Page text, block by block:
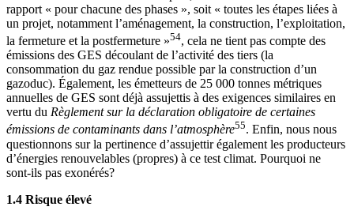
rapport « pour chacune des phases », soit « toutes les étapes liées à
un projet, notamment l’aménagement, la construction, l’exploitation,
la fermeture et la postfermeture »54, cela ne tient pas compte des
émissions des GES découlant de l’activité des tiers (la
consommation du gaz rendue possible par la construction d’un
gazoduc). Également, les émetteurs de 25 000 tonnes métriques
annuelles de GES sont déjà assujettis à des exigences similaires en
vertu du Règlement sur la déclaration obligatoire de certaines
émissions de contaminants dans l’atmosphère55. Enfin, nous nous
questionnons sur la pertinence d’assujettir également les producteurs
d’énergies renouvelables (propres) à ce test climat. Pourquoi ne
sont-ils pas exonérés?
1.4 Risque élevé